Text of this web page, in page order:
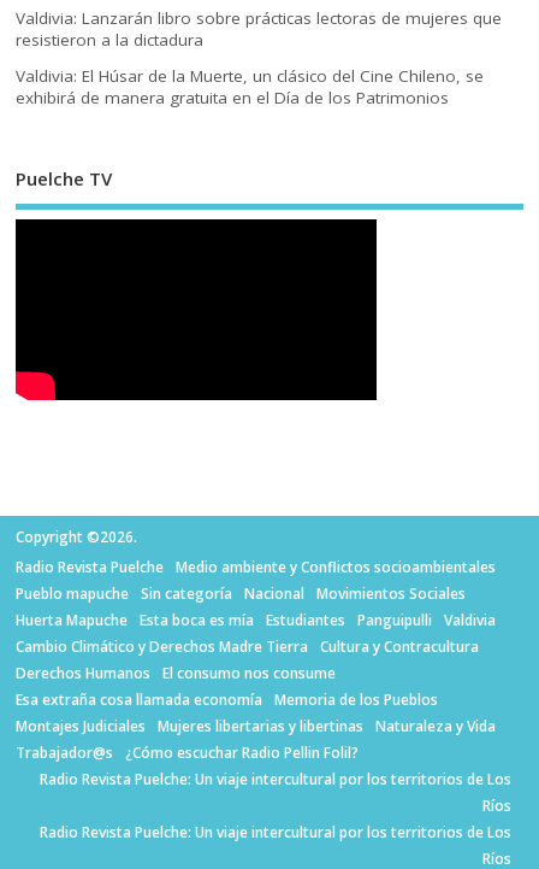
Valdivia: Lanzarán libro sobre prácticas lectoras de mujeres que
resistieron a la dictadura
Valdivia: El Húsar de la Muerte, un clásico del Cine Chileno, se
exhibirá de manera gratuita en el Día de los Patrimonios
Puelche TV
Copyright ©2026.
Radio Revista Puelche
Medio ambiente y Conflictos socioambientales
Pueblo mapuche
Sin categoría Nacional
Movimientos Sociales
Huerta Mapuche
Esta boca es mía Estudiantes Panguipulli
Valdivia
Cambio Climático y Derechos Madre Tierra
Cultura y Contracultura
Derechos Humanos
El consumo nos consume
Esa extraña cosa llamada economía
Memoria de los Pueblos
Montajes Judiciales
Mujeres libertarias y libertinas
Naturaleza y Vida
Trabajador@s
¿Cómo escuchar Radio Pellin Folil?
Radio Revista Puelche: Un viaje intercultural por los territorios de Los
Ríos
Radio Revista Puelche: Un viaje intercultural por los territorios de Los
Ríos